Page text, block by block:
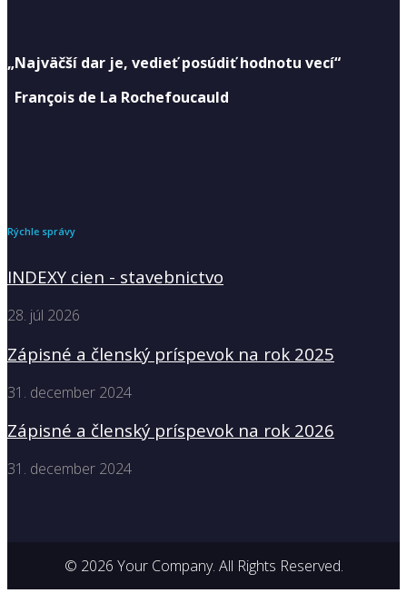
„Najväčší dar je, vedieť posúdiť hodnotu vecí“
François de La Rochefoucauld
Rýchle správy
INDEXY cien - stavebnictvo
28. júl 2026
Zápisné a členský príspevok na rok 2025
31. december 2024
Zápisné a členský príspevok na rok 2026
31. december 2024
© 2026 Your Company. All Rights Reserved.